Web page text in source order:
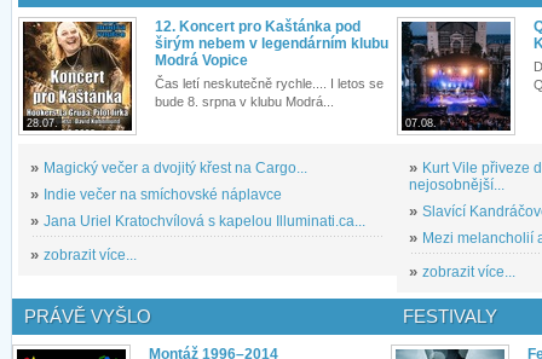
28.07.
12. Koncert pro Kaštánka pod
širým nebem v legendárním klubu
Modrá Vopice
Čas letí neskutečně rychle.... I letos se
bude 8. srpna v klubu Modrá...
» Magický večer a dvojitý křest na Cargo...
» Indie večer na smíchovské náplavce
» Jana Uriel Kratochvílová s kapelou Illuminati.ca...
» zobrazit více...
07.08.
» Kurt Vile přiveze
nejosobnější...
» Slavící
» Mezi melancholií
» zobrazit více...
PRÁVĚ VYŠLO
Montáž 1996–2014
FESTIVALY